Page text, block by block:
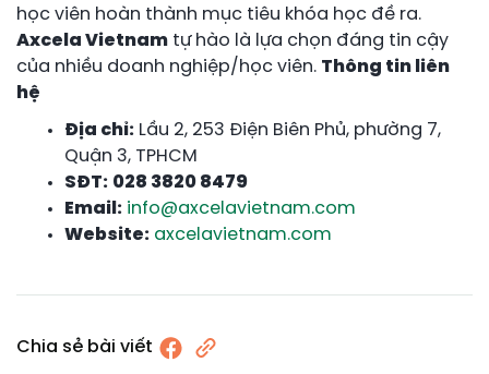
học viên hoàn thành mục tiêu khóa học đề ra.
Axcela Vietnam tự hào là lựa chọn đáng tin cậy
của nhiều doanh nghiệp/học viên. Thông tin liên
hệ
Địa chỉ: Lầu 2, 253 Điện Biên Phủ, phường 7,
Quận 3, TPHCM
SĐT: 028 3820 8479
Email: info@axcelavietnam.com
Website: axcelavietnam.com
Chia sẻ bài viết